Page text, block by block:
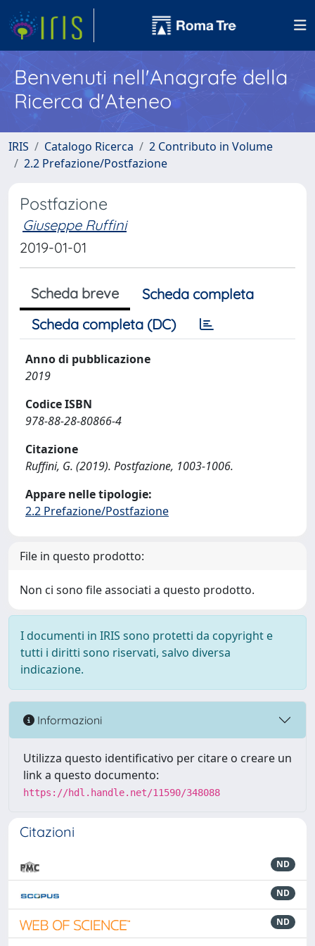
Benvenuti nell'Anagrafe della
Ricerca d'Ateneo
IRIS Catalogo Ricerca
2 Contributo in Volume
2.2 Prefazione/Postfazione
Postfazione
Giuseppe Ruffini
2019-01-01
Scheda breve
Scheda completa
Scheda completa (DC)
Anno di pubblicazione
2019
Codice ISBN
978-88-28-80866-4
Citazione
Ruffini, G. (2019). Postfazione, 1003-1006.
Appare nelle tipologie:
2.2 Prefazione/Postfazione
File in questo prodotto:
Non ci sono file associati a questo prodotto.
I documenti in IRIS sono protetti da copyright e
tutti i diritti sono riservati, salvo diversa
indicazione.
Informazioni
Utilizza questo identificativo per citare o creare un
link a questo documento:
https://hdl.handle.net/11590/348088
Citazioni
ND
ND
ND